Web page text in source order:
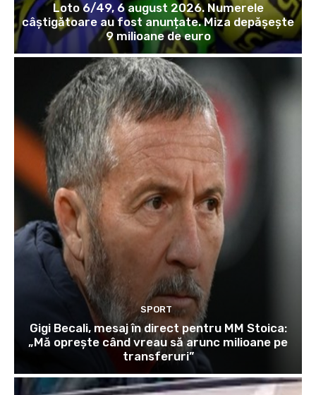
Loto 6/49, 6 august 2026. Numerele
câștigătoare au fost anunțate. Miza depășește
9 milioane de euro
SPORT
Gigi Becali, mesaj în direct pentru MM Stoica:
„Mă oprește când vreau să arunc milioane pe
transferuri”